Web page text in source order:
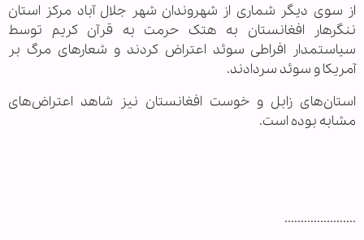
از سوی دیگر شماری از شهروندان شهر جلال آباد مرکز استان
ننگرهار افغانستان به هتک حرمت به قرآن کریم توسط
سیاستمدار افراطی سوئد اعتراض کردند و شعار‌های مرگ بر
آمریکا و سوئد سردادند.
استان‌های زابل و خوست افغانستان نیز شاهد اعتراض‌های
مشابه بوده است.
......................